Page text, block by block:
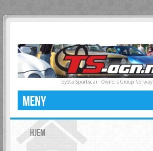
Toyota Sportscar - Owners Group Norway
MENY
HJEM